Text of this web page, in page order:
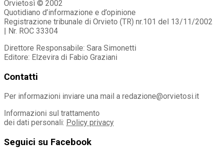
Orvietosì © 2002
Quotidiano d’informazione e d’opinione
Registrazione tribunale di Orvieto (TR) nr.101 del 13/11/2002
| Nr. ROC 33304
Direttore Responsabile: Sara Simonetti
Editore: Elzevira di Fabio Graziani
Contatti
Per informazioni inviare una mail a redazione@orvietosi.it
Informazioni sul trattamento
dei dati personali: Policy privacy
Seguici su Facebook